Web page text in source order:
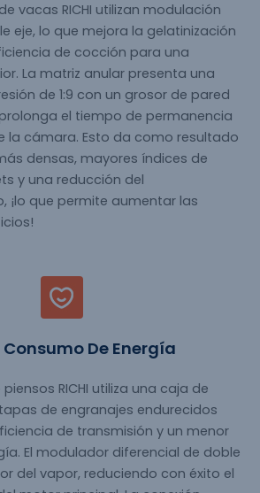
vacas RICHI utilizan modulación
eje, lo que mejora la gelatinización
de cocción para una
La matriz anular presenta una
de 1:9 con un grosor de pared
el tiempo de permanencia
la cámara. Esto da como resultado
densas, mayores índices de
y una reducción del
¡lo que permite aumentar las
Consumo De Energía
RICHI utiliza una caja de
de engranajes endurecidos
de transmisión y un menor
El modulador diferencial de doble
del vapor, reduciendo con éxito el